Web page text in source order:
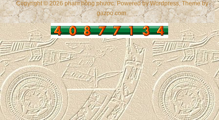
Copyright © 2026 phạm hồng phước. Powered byWordpress, Theme by
gazpo.com.